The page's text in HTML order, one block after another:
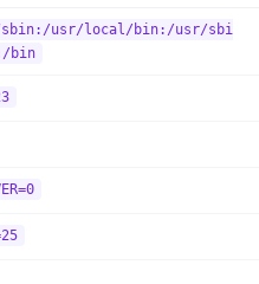
sbin:/usr/local/bin:/usr/sbi
bin